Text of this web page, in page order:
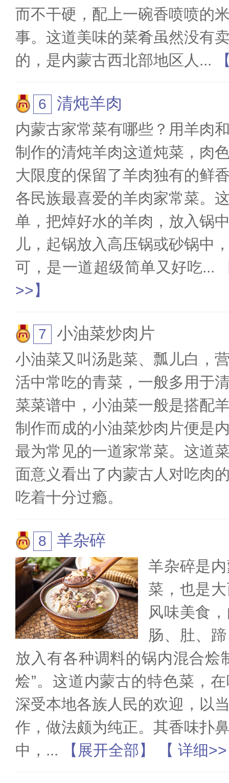
而不干硬，配上一碗香喷喷的
事。这道美味的菜肴虽然没有
的，是内蒙古西北部地区人 ...
清炖羊肉
内蒙古家常菜有哪些？用羊肉
制作的清炖羊肉这道炖菜，肉
大限度的保留了羊肉独有的鲜
各民族最喜爱的羊肉家常菜。
单，把焯好水的羊肉，放入锅
儿，起锅放入高压锅或砂锅中
可，是一道超级简单又好吃...
>>】
小油菜炒肉片
小油菜又叫汤匙菜、瓢儿白，
活中常吃的青菜，一般多用于
菜菜谱中，小油菜一般是搭配
制作而成的小油菜炒肉片便是
最为常见的一道家常菜。这道
面意义看出了内蒙古人对吃肉
吃着十分过瘾。
羊杂碎
羊杂碎是
菜，也是
风味美食
肠、肚、
放入有各种调料的锅内混合烩
烩”。这道内蒙古的特色菜，
深受本地各族人民的欢迎，以
作，做法颇为纯正。其香味扑
中， ... 【展开全部】 【 详细